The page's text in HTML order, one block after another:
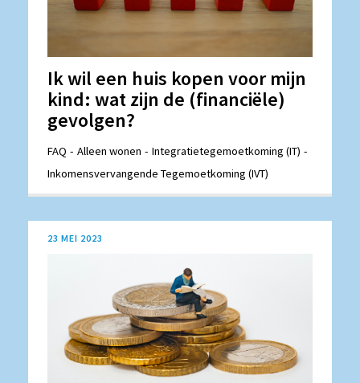
Ik wil een huis kopen voor mijn
kind: wat zijn de (financiële)
gevolgen?
FAQ Alleen wonen
Integratietegemoetkoming (IT)
Inkomensvervangende Tegemoetkoming (IVT)
23 MEI 2023